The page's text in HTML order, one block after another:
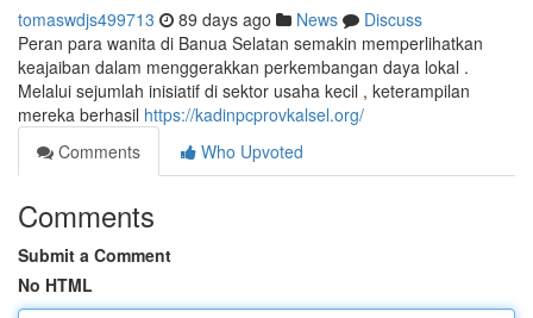
tomaswdjs499713 89 days ago News
Discuss
Peran para wanita di Banua Selatan semakin memperlihatkan
keajaiban dalam menggerakkan perkembangan daya lokal .
Melalui sejumlah inisiatif di sektor usaha kecil , keterampilan
mereka berhasil https://kadinpcprovkalsel.org/
Comments
Who Upvoted
Comments
Submit a Comment
No HTML